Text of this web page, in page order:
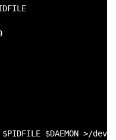
$DAEMON >/dev/